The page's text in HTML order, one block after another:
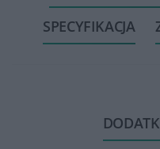
SPECYFIKACJA